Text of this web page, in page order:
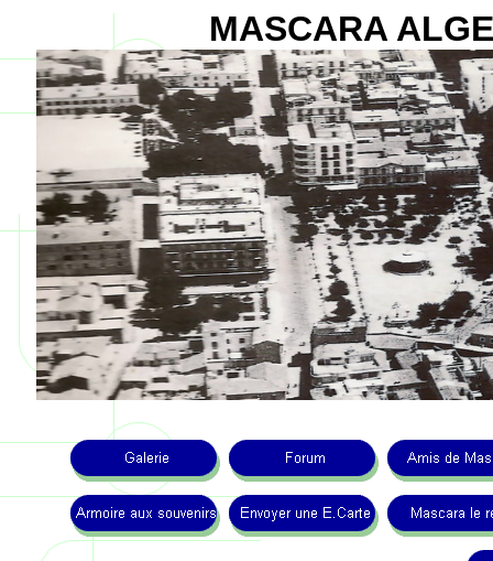
MASCARA